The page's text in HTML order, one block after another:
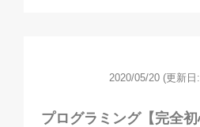
2020/05/20 (更新日
プログラミング【完全